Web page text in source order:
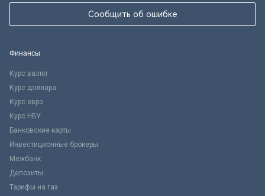
Сообщить об ошибке
Финансы
Курс валют
Курс доллара
Курс евро
Курс НБУ
Банковские карты
Инвестиционные брокеры
Межбанк
Депозиты
Тарифы на газ